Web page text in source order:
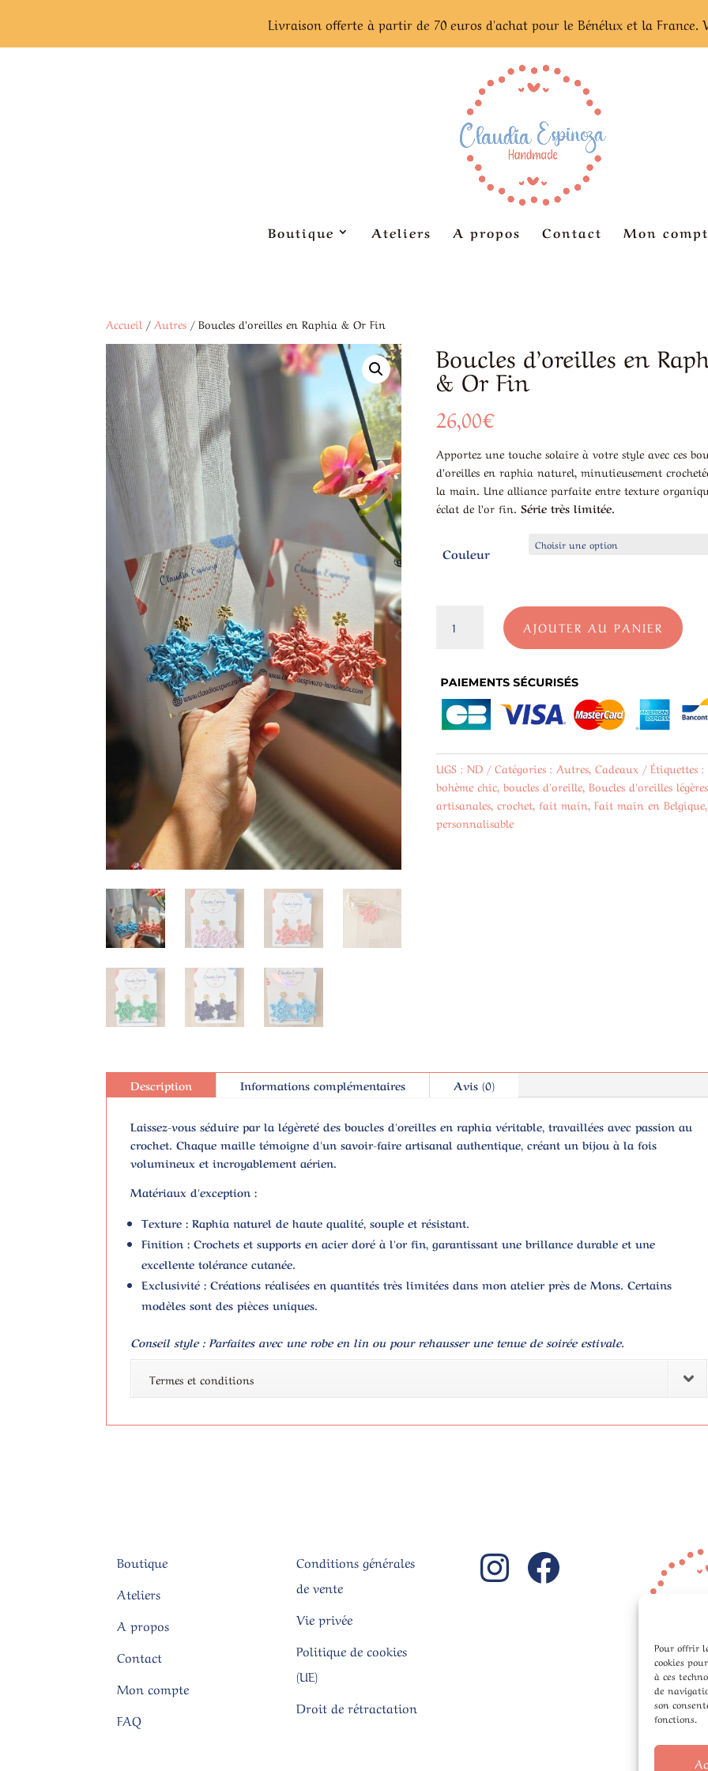
Pour offrir
cookies
à ces
de
son
fonctions.
Boutique Ateliers A propos Contact Mon
Accueil /Autres / Boucles d’oreilles en Raphia & Or Fin
Boucles d’oreilles en
& Or Fin
26,00€
Apportez une touche solaire à votre style avec ces
d’oreilles en raphia naturel, minutieusement
la main. Une alliance parfaite entre texture
éclat de l’or fin. Série très limitée.
Couleur
en
Raphia
&
Fin
AJOUTER AU PANIER
UGS : ND Catégories : Autres, Cadeaux
Étiquettes :
bohème chic, boucles d'oreille, Boucles d'oreilles légères
artisanales, crochet, fait main, Fait main en Belgique,
personnalisable
Description Informations complémentaires Avis (0)
Laissez-vous séduire par la légèreté des boucles d'oreilles enraphia véritable , travaillées avec passion au
crochet. Chaque maille témoigne d'un savoir-faire artisanal authentique, créant un bijou à la fois
volumineux et incroyablement aérien.
Matériaux d'exception :
Texture : Raphia naturel de haute qualité, souple et résistant.
Finition : Crochets et supports enacier doré à l'or fin , garantissant une brillance durable et une
excellente tolérance cutanée.
Exclusivité : Créations réalisées en quantités très limitées dans mon atelier près deMons . Certains
modèles sont despièces uniques
Conseil style : Parfaites avec une robe en lin ou pour rehausser une tenue de soirée estivale.
Termes et conditions
Boutique
Ateliers
A propos
Contact
Mon compte
FAQ
Conditions générales
de vente
Vie privée
Politique de cookies
(UE)
Droit de rétractation
Instagram
Facebook
Livraison offerte à partir de 70 euros d'achat pour le Bénélux et la France.